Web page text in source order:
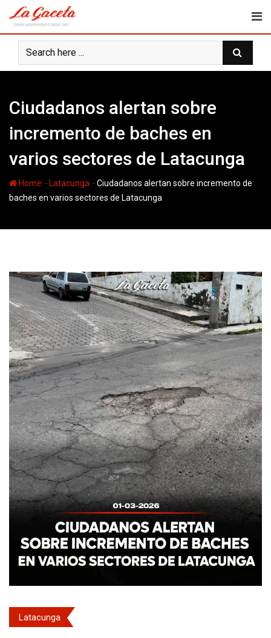
content
Ciudadanos alertan sobre
incremento de baches en
varios sectores de Latacunga
Home - Latacunga -Ciudadanos alertan sobre incremento de
baches en varios sectores de Latacunga
Latacunga